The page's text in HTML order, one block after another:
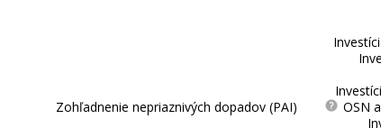
Zohľadnenie nepriaznivých dopadov (PAI)
OSN